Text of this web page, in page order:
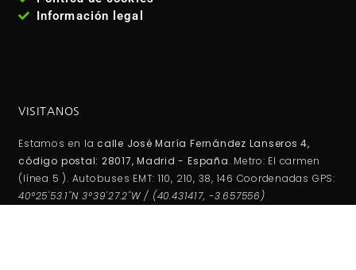
Información legal
VISITANOS
Estamos en la calle José María Fernández Lanseros 4,
código postal: 28017, Madrid - España. Metro: El carmen
(línea 5 ). Autobuses EMT: 110, 210, 38, 146 Coordenadas GPS:
40°25'53.1"N 3°39'27.2"W / (40.431417, -3.657556)